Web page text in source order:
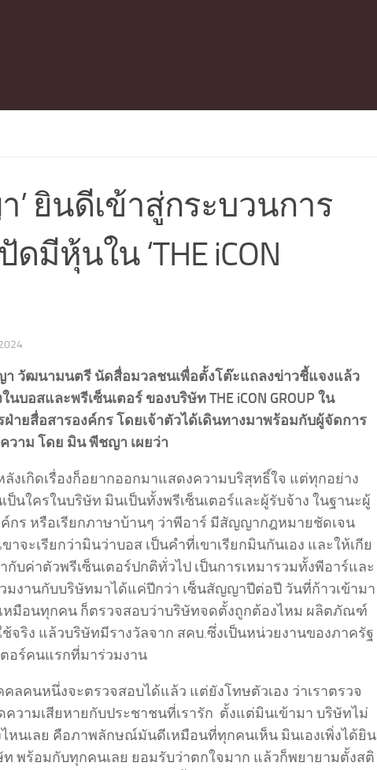
’ ยินดีเข้าสู่กระบวนการ
มีหุ้นใน ‘THE iCON
า วัฒนามนตรี นัดสื่อมวลชนเพื่อตั้งโต๊ะแถลงข่าวชี้แจงแล้ว
บอสและพรีเซ็นเตอร์ ของบริษัท THE iCON GROUP ใน
ายสื่อสารองค์กร โดยเจ้าตัวได้เดินทางมาพร้อมกับผู้จัดการ
าม โดย มิน พีชญา เผยว่า
งเกิดเรื่องก็อยากออกมาแสดงความบริสุทธิ์ใจ แต่ทุกอย่าง
นใครในบริษัท มินเป็นทั้งพรีเซ็นเตอร์และผู้รับจ้าง ในฐานะผู้
กร หรือเรียกภาษาบ้านๆ ว่าพีอาร์ มีสัญญากฎหมายชัดเจน
าจะเรียกว่ามินว่าบอส เป็นคำที่เขาเรียกมินกันเอง และให้เกีย
บค่าตัวพรีเซ็นเตอร์ปกติทั่วไป เป็นการเหมารวมทั้งพีอาร์และ
วมงานกับบริษัทมาได้แค่ปีกว่า เซ็นสัญญาปีต่อปี วันที่ก้าวเข้ามา
หมือนทุกคน ก็ตรวจสอบว่าบริษัทจดตั้งถูกต้องไหม ผลิตภัณฑ์
ช้จริง แล้วบริษัทมีรางวัลจาก สคบ.ซึ่งเป็นหน่วยงานของภาครัฐ
อร์คนแรกที่มาร่วมงาน
ลคนหนึ่งจะตรวจสอบได้แล้ว แต่ยังโทษตัวเอง ว่าเราตรวจ
ความเสียหายกับประชาชนที่เรารัก ตั้งแต่มินเข้ามา บริษัทไม่
หนเลย คือภาพลักษณ์มันดีเหมือนที่ทุกคนเห็น มินเองเพิ่งได้ยิน
ท พร้อมกับทุกคนเลย ยอมรับว่าตกใจมาก แล้วก็พยายามตั้งสติ